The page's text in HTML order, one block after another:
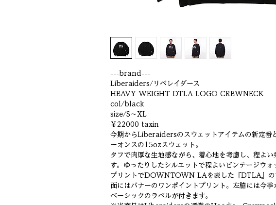
---brand---
Liberaiders/リベレイダース
HEAVY WEIGHT DTLA LOGO CREWNECK
col/black
size/S～XL
￥22000 taxin
今期からLiberaidersのスウェットアイテムの新定番
ーオンスの15ozスウェット。
タフで肉厚な生地感ながら、着心地を考慮し、程よい
す。ゆったりしたシルエットで程よいビンテージウォ
プリントでDOWNTOWN LAを表した『DTLA』の
面にはバナーのワンポイントプリント。左脇には今
ベーシックのラベルが付きます。